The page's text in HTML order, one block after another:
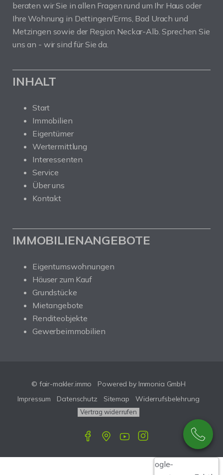
beraten wir Sie in allen Fragen rund um Ihr Haus oder
Ihre Wohnung in Dettingen/Erms, Bad Urach und
Metzingen sowie der Region Neckar-Alb. Sprechen Sie
uns an - wir sind für Sie da.
INHALT
Start
Immobilien
Eigentümer
Wertermittlung
Interessenten
Service
Über uns
Kontakt
IMMOBILIENANGEBOTE
Eigentumswohnungen
Häuser zum Kauf
Grundstücke
Mietangebote
Renditeobjekte
Gewerbeimmobilien
© fair-makler.immo
Powered by Immonia GmbH
Impressum
Datenschutz Sitemap Widerrufsbelehrung
Vertrag widerrufen
Google-